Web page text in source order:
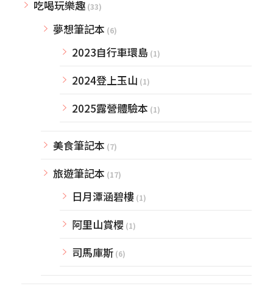
吃喝玩樂趣 (33)
夢想筆記本 (6)
2023自行車環島 (1)
2024登上玉山 (1)
2025露營體驗本 (1)
美食筆記本 (7)
旅遊筆記本 (17)
日月潭涵碧樓 (1)
阿里山賞櫻 (1)
司馬庫斯 (6)